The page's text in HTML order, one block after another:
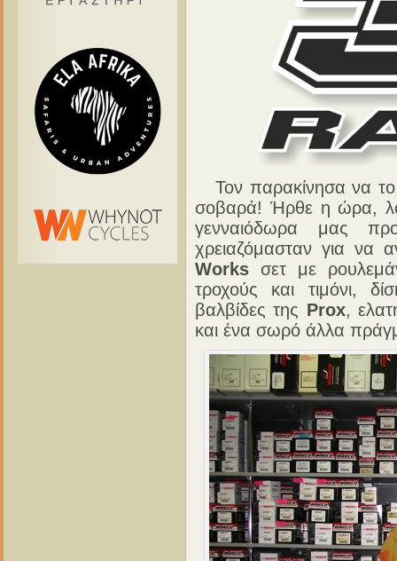
Τον παρακίνησα να το
σοβαρά! Ήρθε η ώρα,
γενναιόδωρα μας
χρειαζόμασταν για να
Works σετ με
τροχούς και τιμόνι,
βαλβίδες της Prox,
και ένα σωρό άλλα